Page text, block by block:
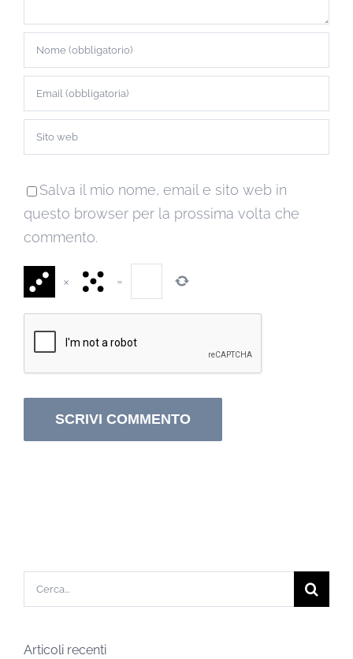
Salva il mio nome, email e sito web in
questo browser per la prossima volta che
commento.
× =
Cerca
per:
Articoli recenti